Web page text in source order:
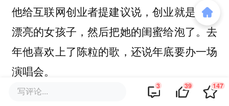
他给互联网创业者提建议说，创业就是找最
漂亮的女孩子，然后把她的闺蜜给泡了。去
年他喜欢上了陈粒的歌，还说年底要办一场
演唱会。
写评论... 3 39 147